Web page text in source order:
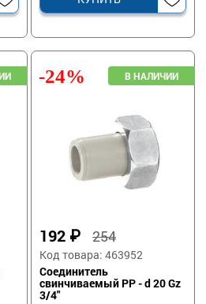
192 ₽254
Код товара: 463952
Соединитель
свинчиваемый PP - d 20 Gz
3/4"
-24%